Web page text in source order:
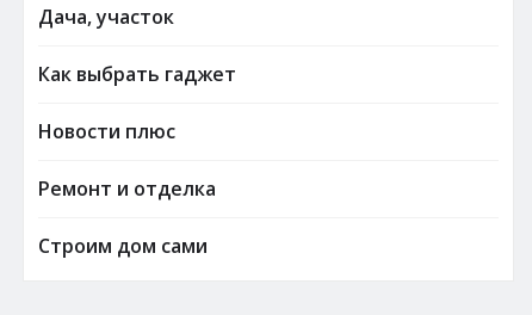
Дача, участок
Как выбрать гаджет
Новости плюс
Ремонт и отделка
Строим дом сами